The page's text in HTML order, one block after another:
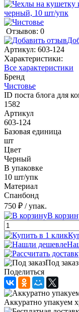
Отзывов: 0
Артикул: 603-124
Характеристики:
Все характеристики
Бренд
Чистовье
ID поста блога для
1582
Артикул
603-124
Базовая единица
шт
Цвет
Черный
В упаковке
10 шт/упк
Материал
Спанбонд
750 ₽ / упак.
В
Под заказ
Поделиться
Аккуратно упакуем